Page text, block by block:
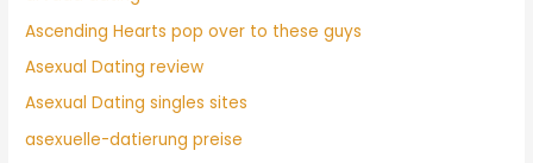
Ascending Hearts pop over to these guys
Asexual Dating review
Asexual Dating singles sites
asexuelle-datierung preise